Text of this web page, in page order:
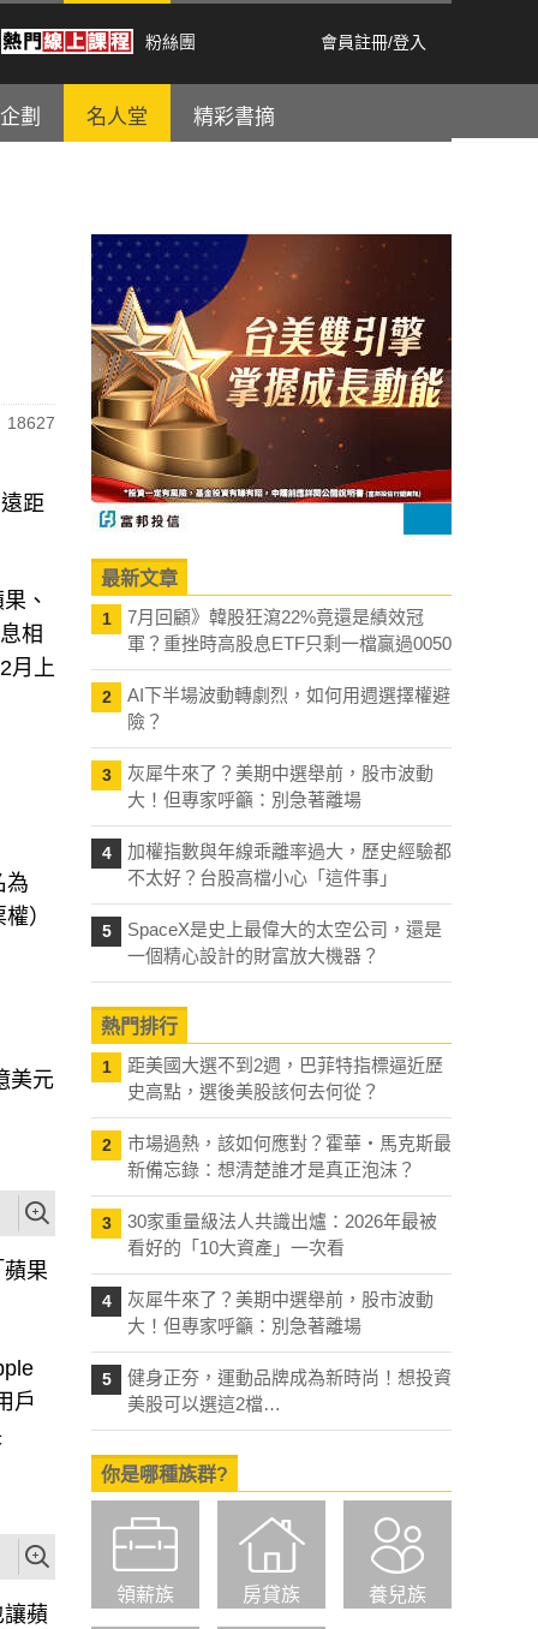
粉絲團 會員註冊/登入
劃 名人堂 精彩書摘
18627
距
、
相
月上
為
）
美元
果
戶
蘋
最新文章
1
7月回顧》韓股狂瀉22%竟還是績效冠
軍？重挫時高股息ETF只剩一檔贏過0050
2
AI下半場波動轉劇烈，如何用週選擇權避
險？
3
灰犀牛來了？美期中選舉前，股市波動
大！但專家呼籲：別急著離場
4
加權指數與年線乖離率過大，歷史經驗都
不太好？台股高檔小心「這件事」
5
SpaceX是史上最偉大的太空公司，還是
一個精心設計的財富放大機器？
熱門排行
1
距美國大選不到2週，巴菲特指標逼近歷
史高點，選後美股該何去何從？
2
市場過熱，該如何應對？霍華・馬克斯最
新備忘錄：想清楚誰才是真正泡沫？
3
30家重量級法人共識出爐：2026年最被
看好的「10大資產」一次看
4
灰犀牛來了？美期中選舉前，股市波動
大！但專家呼籲：別急著離場
5
健身正夯，運動品牌成為新時尚！想投資
美股可以選這2檔…
你是哪種族群?
領薪族 房貸族 養兒族